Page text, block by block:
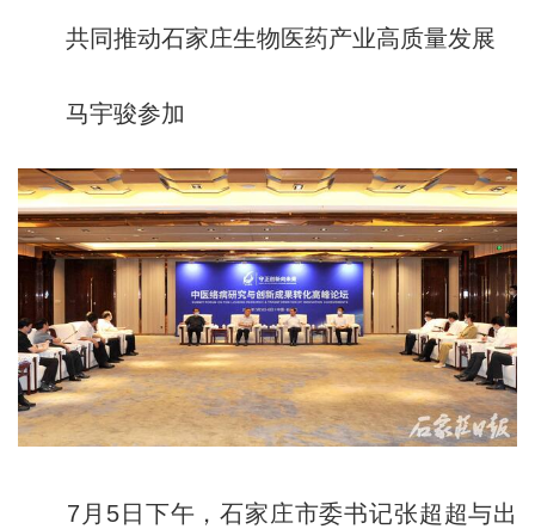
共同推动石家庄生物医药产业高质量发展
马宇骏参加
7月5日下午，石家庄市委书记张超超与出